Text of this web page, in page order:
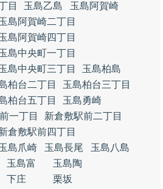
目 玉島乙島
玉島阿賀崎
島阿賀崎二丁目
島阿賀崎四丁目
島中央町一丁目
島中央町三丁目
玉島柏島
柏台二丁目
玉島柏台三丁目
柏台五丁目
玉島勇崎
一丁目
新倉敷駅前二丁目
倉敷駅前四丁目
島爪崎 玉島長尾
玉島八島
玉島富
玉島陶
下庄
栗坂